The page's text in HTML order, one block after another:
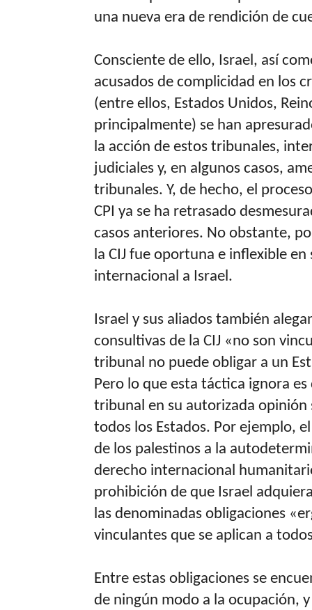
una nueva era de rendición de
Consciente de ello, Israel, así
acusados de complicidad en los
(entre ellos, Estados Unidos,
principalmente) se han
la acción de estos tribunales,
judiciales y, en algunos casos,
tribunales. Y, de hecho, el
CPI ya se ha retrasado
casos anteriores. No obstante,
la CIJ fue oportuna e inflexible
internacional a Israel.
Israel y sus aliados también
consultivas de la CIJ «no son
tribunal no puede obligar a un
Pero lo que esta táctica ignora es
tribunal en su autorizada
todos los Estados. Por ejemplo,
de los palestinos a la
derecho internacional
prohibición de que Israel
las denominadas obligaciones
vinculantes que se aplican a
Entre estas obligaciones se
de ningún modo a la ocupación,